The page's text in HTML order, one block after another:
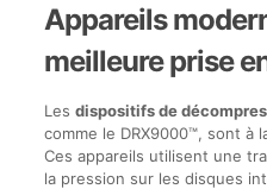
Appareils
meilleure prise
Les dispositifs de
comme le DRX9000™, sont à
Ces appareils utilisent une
la pression sur les disques